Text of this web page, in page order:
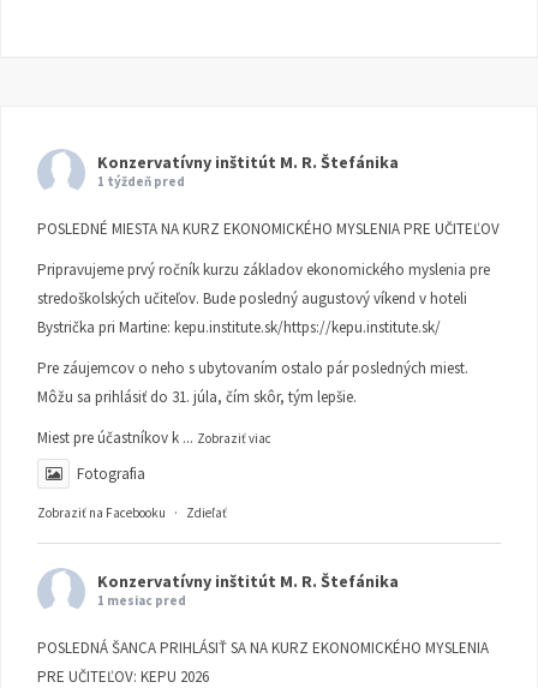
Konzervatívny inštitút M. R. Štefánika
1 týždeň pred
POSLEDNÉ MIESTA NA KURZ EKONOMICKÉHO MYSLENIA PRE UČITEĽOV
Pripravujeme prvý ročník kurzu základov ekonomického myslenia pre
stredoškolských učiteľov. Bude posledný augustový víkend v hoteli
Bystrička pri Martine: kepu.institute.sk/https://kepu.institute.sk/
Pre záujemcov o neho s ubytovaním ostalo pár posledných miest.
Môžu sa prihlásiť do 31. júla, čím skôr, tým lepšie.
Miest pre účastníkov k ... Zobraziť viac
Fotografia
Zobraziť na Facebooku · Zdieľať
Konzervatívny inštitút M. R. Štefánika
1 mesiac pred
POSLEDNÁ ŠANCA PRIHLÁSIŤ SA NA KURZ EKONOMICKÉHO MYSLENIA
PRE UČITEĽOV: KEPU 2026